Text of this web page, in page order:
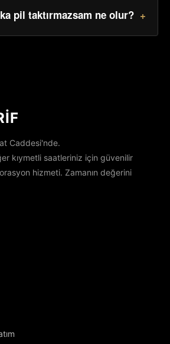
pil taktırmazsam ne olur? +
Caddesi'nde.
kıymetli saatleriniz için güvenilir
hizmeti. Zamanın değerini